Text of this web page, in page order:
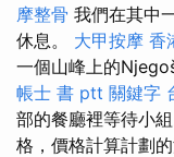
摩整骨 我們在其中
休息。 大甲按摩 香
一個山峰上的
帳士 書 ptt 關鍵字
部的餐廳裡等待小
格，價格計算計劃